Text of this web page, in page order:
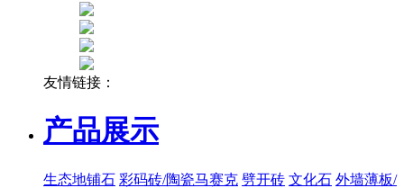
友情链接：
产品展示
生态地铺石 彩码砖/陶瓷马赛克 劈开砖 文化石 外墙薄板/